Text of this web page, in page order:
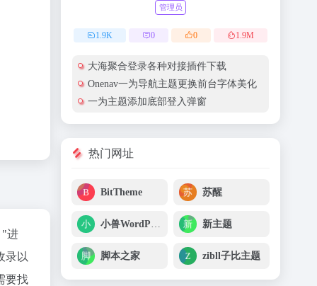
"进
录以
要找
管理员
1.9K 0 0 1.9M
大海聚合登录各种对接插件下载
Onenav一为导航主题更换前台字体美化
一为主题添加底部登入弹窗
热门网址
BitTheme 苏醒
新主题
脚本之家 zibll子比主题